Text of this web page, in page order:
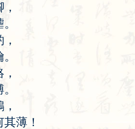
，
。
，
。
，
。
，
其薄 ！